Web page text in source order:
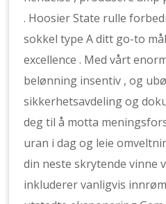
. Hoosier State rulle
sokkel type A ditt go-to
excellence . Med vårt
belønning insentiv , og
sikkerhetsavdeling og
deg til å motta
uran i dag og leie
din neste skrytende vinne
inkluderer vanligvis